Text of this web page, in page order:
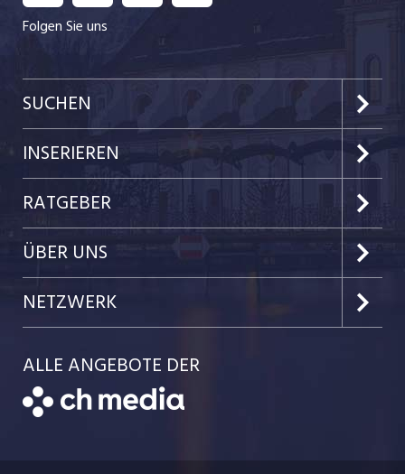
Folgen Sie uns
SUCHEN
Kanton Luzern
Kanton Zug
Kanton Nidwalden
Kanton Obwalden
Kanton Schwyz
Festanstellungen
INSERIEREN
Preise & Leistungen
Kundenlogin
Einzelinserat disponieren
Schnittstelle
Bewerber-Cockpit
RATGEBER
Job-News
Job-Tipps
Job-Storys
Job-Coach
Bewerbung
ÜBER UNS
Portrait
Jobs bei der CH Media
NETZWERK
CH Media
ALLE ANGEBOTE DER